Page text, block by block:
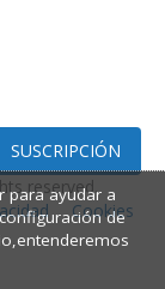
SUSCRIPCIÓN
reserved.
Cookies
para ayudar a
de